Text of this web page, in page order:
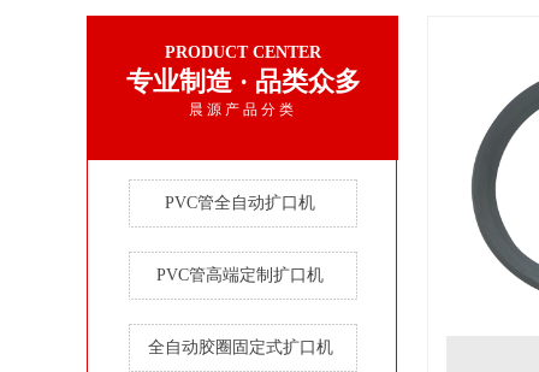
PRODUCT CENTER
专业制造 · 品类众多
晨源产品分类
PVC管全自动扩口机
PVC管高端定制扩口机
全自动胶圈固定式扩口机